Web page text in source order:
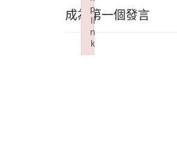
成為第一個發言
p
li
n
k
Failed to initialize